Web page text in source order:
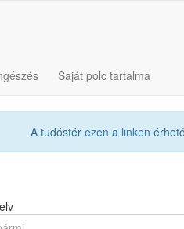
Saját polc tartalma
A tudóstér ezen a linken